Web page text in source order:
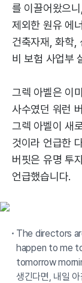
를 이끌어왔으
제외한 원유 에
건축자재, 화학,
비 보험 사업부
그렉 아벨은 이
사수였던 워런
그렉 아벨이 새
것이라 언급한
버핏은 유명 투
언급했습니다.
The directors
happen to me
tomorrow
생긴다면, 내일